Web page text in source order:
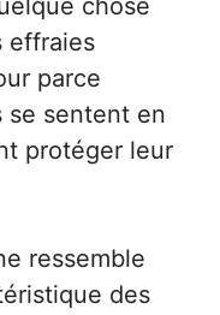
chose
effraies
parce
se sentent en
protéger leur
ressemble
des